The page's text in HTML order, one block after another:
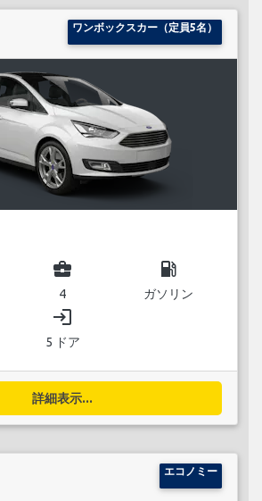
ワンボックスカー（定員5名）
business_center
4
local_gas_station
ガソリン
login
5 ドア
詳細表示...
エコノミー